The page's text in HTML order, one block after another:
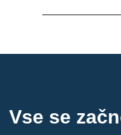
Vse se